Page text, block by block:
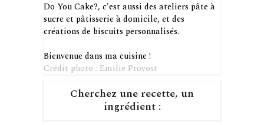
Do You Cake?, c'est aussi des ateliers pâte à
sucre et pâtisserie à domicile, et des
créations de biscuits personnalisés.
Bienvenue dans ma cuisine !
Crédit photo : Emilie Provost
Cherchez une recette, un
ingrédient :